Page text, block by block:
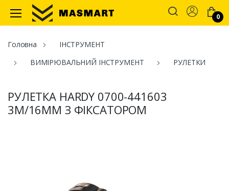
Masmart
Account
0
Головна
ІНСТРУМЕНТ
ВИМІРЮВАЛЬНИЙ ІНСТРУМЕНТ
РУЛЕТКИ
РУЛЕТКА HARDY 0700-441603
3М/16ММ З ФІКСАТОРОМ